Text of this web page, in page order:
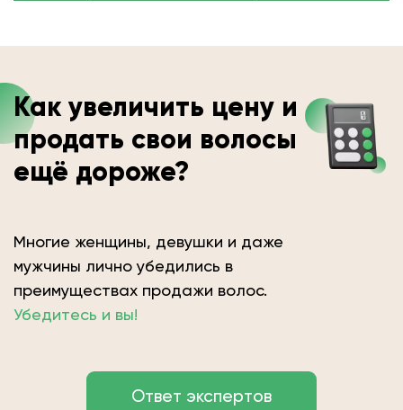
Как увеличить цену и
продать свои волосы
ещё дороже?
Многие женщины, девушки и даже
мужчины лично убедились в
преимуществах продажи волос.
Убедитесь и вы!
Ответ экспертов